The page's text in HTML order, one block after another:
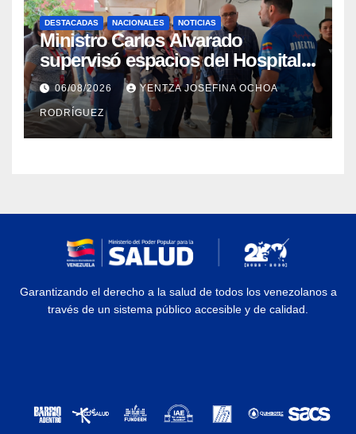
DESTACADAS NACIONALES NOTICIAS
Ministro Carlos Alvarado
supervisó espacios del Hospital
Dermatológico Dr. Martín Vegas
en La Guaira
06/08/2026 YENTZA JOSEFINA OCHOA
RODRÍGUEZ
Garantizando el derecho a la salud de todos los venezolanos a
través de un sistema público accesible y de calidad.